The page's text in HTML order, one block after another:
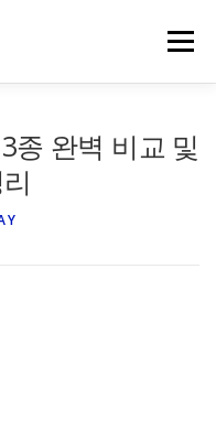
메뉴
종 완벽 비교 및